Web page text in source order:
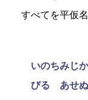
すべてを平仮
いのちみじ
びる あせ